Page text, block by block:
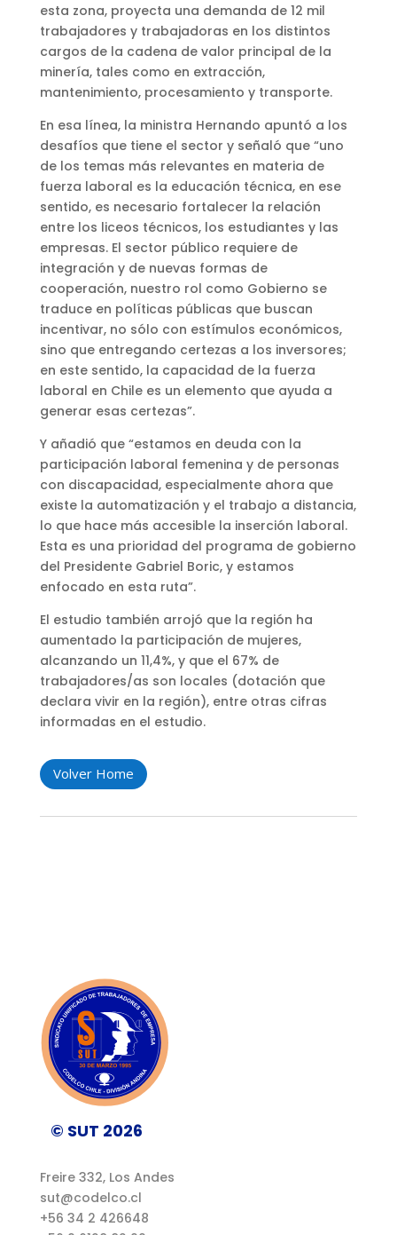
esta zona, proyecta una demanda de 12 mil
trabajadores y trabajadoras en los distintos
cargos de la cadena de valor principal de la
minería, tales como en extracción,
mantenimiento, procesamiento y transporte.
En esa línea, la ministra Hernando apuntó a los
desafíos que tiene el sector y señaló que “uno
de los temas más relevantes en materia de
fuerza laboral es la educación técnica, en ese
sentido, es necesario fortalecer la relación
entre los liceos técnicos, los estudiantes y las
empresas. El sector público requiere de
integración y de nuevas formas de
cooperación, nuestro rol como Gobierno se
traduce en políticas públicas que buscan
incentivar, no sólo con estímulos económicos,
sino que entregando certezas a los inversores;
en este sentido, la capacidad de la fuerza
laboral en Chile es un elemento que ayuda a
generar esas certezas”.
Y añadió que “estamos en deuda con la
participación laboral femenina y de personas
con discapacidad, especialmente ahora que
existe la automatización y el trabajo a distancia,
lo que hace más accesible la inserción laboral.
Esta es una prioridad del programa de gobierno
del Presidente Gabriel Boric, y estamos
enfocado en esta ruta”.
El estudio también arrojó que la región ha
aumentado la participación de mujeres,
alcanzando un 11,4%, y que el 67% de
trabajadores/as son locales (dotación que
declara vivir en la región), entre otras cifras
informadas en el estudio.
Volver Home
© SUT 2026
Freire 332, Los Andes
sut@codelco.cl
+56 34 2 426648